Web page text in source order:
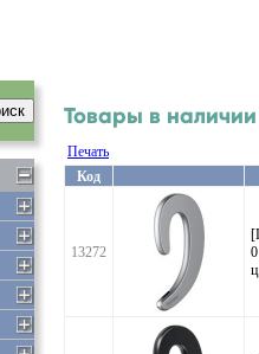
Товары в
Печать
Код
13272